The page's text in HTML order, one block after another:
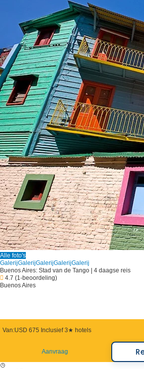
Alle foto's
GalerijGalerijGalerijGalerijGalerij
Buenos Aires: Stad van de Tango | 4 daagse reis
4.7 (1-beoordeling)
Buenos Aires
Van:USD 675 Inclusief 3★ hotels
Aanvraag